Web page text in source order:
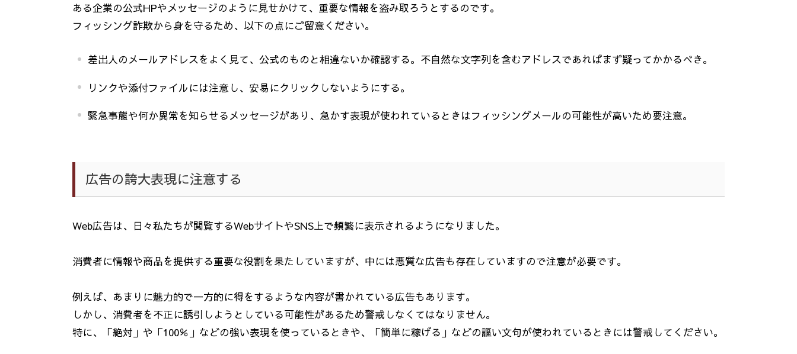
ある企業の公式HPやメッセージのように見せかけて、重要な情報を盗み取ろうとするのです。
フィッシング詐欺から身を守るため、以下の点にご留意ください。
差出人のメールアドレスをよく見て、公式のものと相違ないか確認する。不自然な文字列を含むアドレスであればまず疑ってかかるべき。
リンクや添付ファイルには注意し、安易にクリックしないようにする。
緊急事態や何か異常を知らせるメッセージがあり、急かす表現が使われているときはフィッシングメールの可能性が高いため要注意。
広告の誇大表現に注意する
Web広告は、日々私たちが閲覧するWebサイトやSNS上で頻繁に表示されるようになりました。
消費者に情報や商品を提供する重要な役割を果たしていますが、中には悪質な広告も存在していますので注意が必要です。
例えば、あまりに魅力的で一方的に得をするような内容が書かれている広告もあります。
しかし、消費者を不正に誘引しようとしている可能性があるため警戒しなくてはなりません。
特に、「絶対」や「100％」などの強い表現を使っているときや、「簡単に稼げる」などの謳い文句が使われているときには警戒してください。